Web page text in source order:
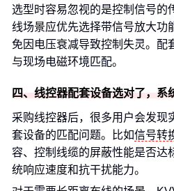
选型时容易忽视的是控制信号的
线场景应优先选择带信号放大功
免因电压衰减导致控制失灵。配
与现场电磁环境匹配。
四、线控器配套设备选对了，系
采购线控器后，很多用户会发现
套设备的匹配问题。比如信号转
容、控制线缆的屏蔽性能是否达
统响应速度和抗干扰能力。